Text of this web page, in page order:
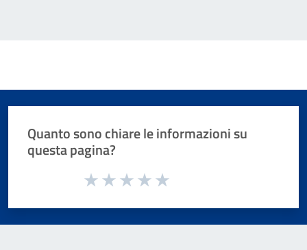
Quanto sono chiare le informazioni su
questa pagina?
Valuta da 1 a 5 stelle la pagina